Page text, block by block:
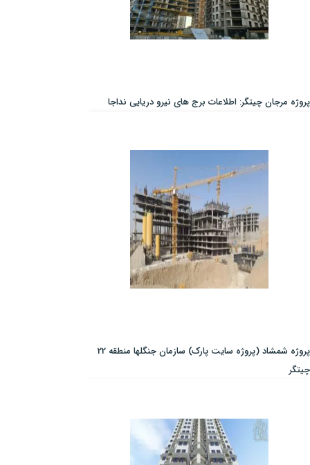
پروژه مرجان چیتگر: اطلاعات برج های نیرو دریایی نداجا
پروژه شمشاد (پروژه سایت پارک) سازمان جنگلها منطقه 22
چیتگر